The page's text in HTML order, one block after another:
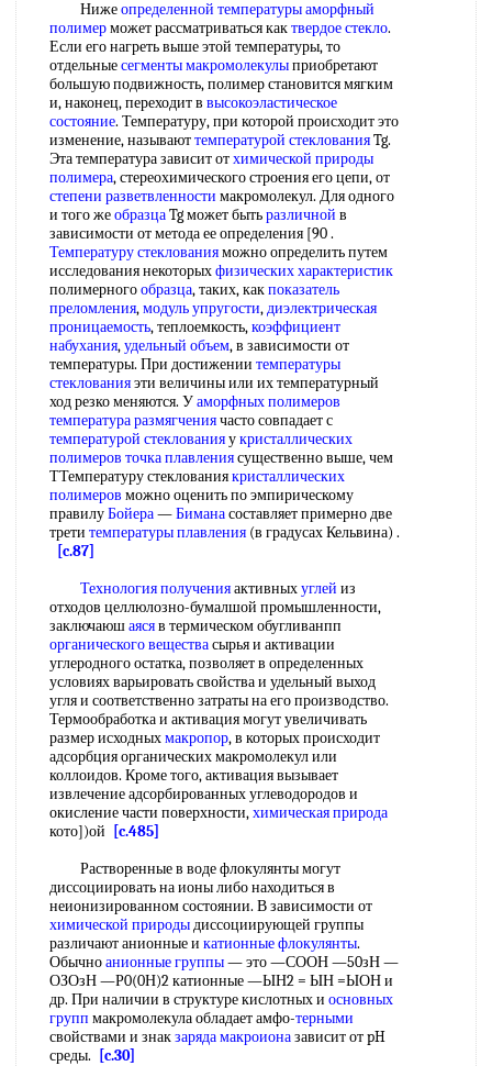
Нижеопределенной температурыаморфный
полимерможет рассматриваться кактвердое стекло.
Если его нагреть выше этой температуры, то
отдельныесегменты макромолекулыприобретают
большую подвижность, полимер становится мягким
и, наконец, переходит в высокоэластическое
состояние. Температуру, при которой происходит это
изменение, называюттемпературой стеклованияTg.
Эта температура зависит отхимической природы
полимера, стереохимического строения его цепи, от
степени разветвленности макромолекул. Для одного
и того жеобразцаTg может бытьразличной в
зависимости от метода ее определения [90 .
Температуру стеклованияможно определить путем
исследования некоторыхфизических характеристик
полимерногообразца, таких, какпоказатель
преломления,модуль упругости,диэлектрическая
проницаемость, теплоемкость,коэффициент
набухания,удельный объем, в зависимости от
температуры. При достижении температуры
стеклованияэти величины или их температурный
ход резко меняются. Уаморфных полимеров
температура размягчениячасто совпадает с
температурой стеклованияукристаллических
полимеров точка плавлениясущественно выше, чем
ТТемпературу стеклованиякристаллических
полимеров можно оценить по эмпирическому
правилуБойера—Биманасоставляет примерно две
трети температуры плавления (в градусах Кельвина) .
[c.87]
Технология полученияактивныхуглей из
отходов целлюлозно-бумалшой промышленности,
заключаюшаясяв термическом обугливанпп
органического веществасырья и активации
углеродного остатка, позволяет в определенных
условиях варьировать свойства и удельный выход
угля и соответственно затраты на его производство.
Термообработка и активация могут увеличивать
размер исходныхмакропор, в которых происходит
адсорбция органических макромолекул или
коллоидов. Кроме того, активация вызывает
извлечение адсорбированных углеводородов и
окисление части поверхности,химическая природа
кото])ой
[c.485]
Растворенные в воде флокулянты могут
диссоциировать на ионы либо находиться в
неионизированном состоянии. В зависимости от
химической природыдиссоциирующей группы
различают анионные и катионные флокулянты.
Обычноанионные группы— это —СООН —50зН —
ОЗОзН —Р0(0Н)2 катионные —ЫН2 = ЫН =ЫОН и
др. При наличии в структуре кислотных и основных
групп макромолекула обладает амфо-терными
свойствами и знакзарядамакроионазависит от pH
среды.
[c.30]